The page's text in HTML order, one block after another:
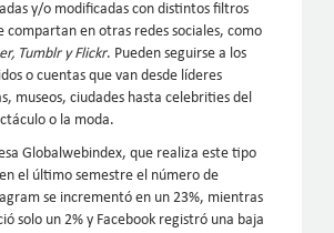
y/o modificadas con distintos filtros
compartan en otras redes sociales, como
Tumblr y Flickr. Pueden seguirse a los
o cuentas que van desde líderes
museos, ciudades hasta celebrities del
o la moda.
Globalwebindex, que realiza este tipo
el último semestre el número de
se incrementó en un 23%, mientras
solo un 2% y Facebook registró una baja